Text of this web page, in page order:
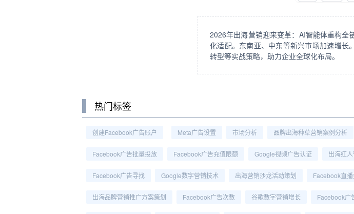
2026年出海营销迎来变革：AI智能体重构全
化适配。东南亚、中东等新兴市场加速增长
转型等实战策略，助力企业全球化布局。
热门标签
创建Facebook广告账户 Meta广告设置 市场分析 品牌出海种草营销案例分析
Facebook广告批量投放 Facebook广告充值限额 Google视频广告认证 出海红
Facebook广告寻找 Google数字营销技术 出海营销沙龙活动策划 Facebook直
出海品牌营销推广方案策划 Facebook广告次数 谷歌数字营销增长 Facebook广